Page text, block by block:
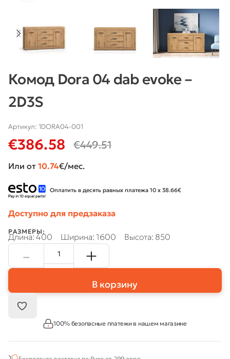
Комод Dora 04 dab evoke –
2D3S
Артикул: 1DORA04-001
€386.58 €449.51
Или от 10.74€/мес.
Оплатить в десять равных платежа 10 x 38.66€
Доступно для предзаказа
РАЗМЕРЫ:
Длина: 400 Ширина: 1600 Высота: 850
В корзину
100% безопасные платежи в нашем магазине